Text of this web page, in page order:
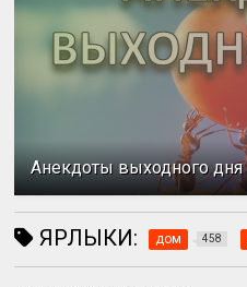
Анекдоты выходного дня
ЯРЛЫКИ: дом 458